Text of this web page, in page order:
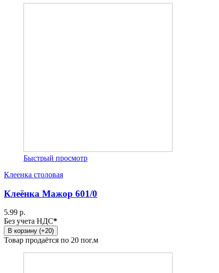
Быстрый просмотр
Клеенка столовая
Клеёнка Мажор 601/0
5.99 р.
Без учета НДС*
В корзину (+20)
Товар продаётся по 20 пог.м